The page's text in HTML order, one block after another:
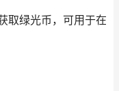
绿光币，可用于在